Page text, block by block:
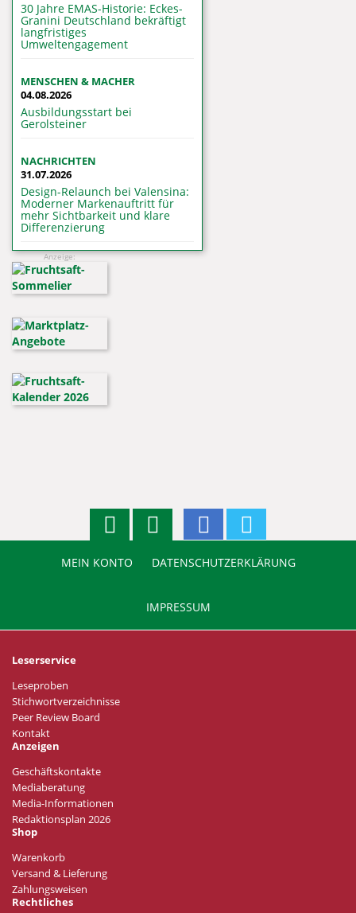
30 Jahre EMAS-Historie: Eckes-
Granini Deutschland bekräftigt
langfristiges
Umweltengagement
MENSCHEN & MACHER
04.08.2026
Ausbildungsstart bei
Gerolsteiner
NACHRICHTEN
31.07.2026
Design-Relaunch bei Valensina:
Moderner Markenauftritt für
mehr Sichtbarkeit und klare
Differenzierung
Anzeige:
MEIN KONTO DATENSCHUTZERKLÄRUNG
IMPRESSUM
Leserservice
Leseproben
Stichwortverzeichnisse
Peer Review Board
Kontakt
Anzeigen
Geschäftskontakte
Mediaberatung
Media-Informationen
Redaktionsplan 2026
Shop
Warenkorb
Versand & Lieferung
Zahlungsweisen
Rechtliches